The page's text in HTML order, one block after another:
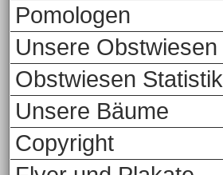
Pomologen
Unsere Obstwiesen
Obstwiesen Statistik
Unsere Bäume
Copyright